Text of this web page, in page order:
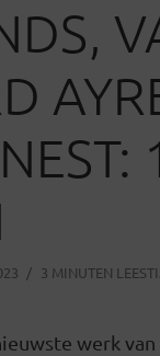
3 MINUTEN
werk